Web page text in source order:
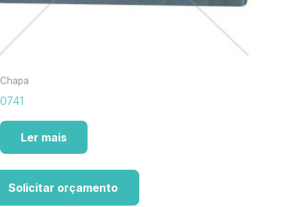
Chapa
0741
Ler mais
Solicitar orçamento